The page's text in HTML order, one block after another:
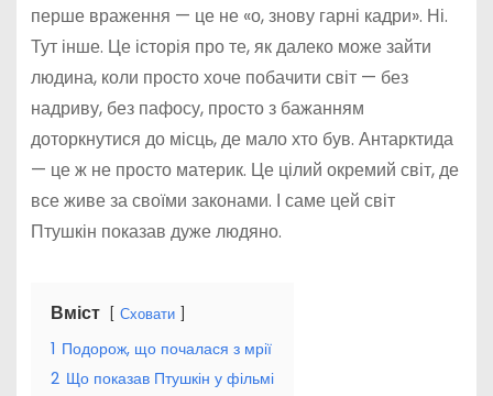
перше враження — це не «о, знову гарні кадри». Ні.
Тут інше. Це історія про те, як далеко може зайти
людина, коли просто хоче побачити світ — без
надриву, без пафосу, просто з бажанням
доторкнутися до місць, де мало хто був. Антарктида
— це ж не просто материк. Це цілий окремий світ, де
все живе за своїми законами. І саме цей світ
Птушкін показав дуже людяно.
Вміст Сховати
1 Подорож, що почалася з мрії
2 Що показав Птушкін у фільмі